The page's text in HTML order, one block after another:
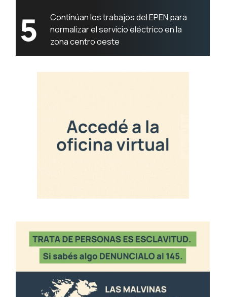
5
Continúan los trabajos del EPEN para
normalizar el servicio eléctrico en la
zona centro oeste